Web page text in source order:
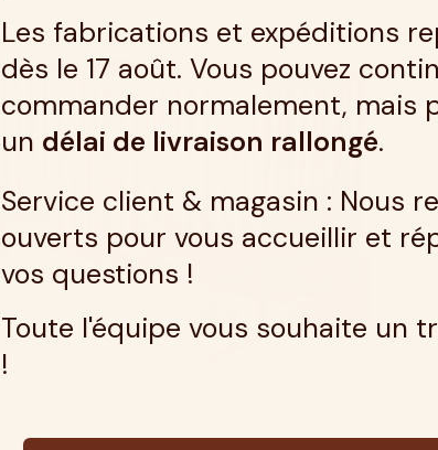
bio
du
Les fabrications et expéditions
dès le 17 août. Vous pouvez
commander normalement, mais
un délai de livraison rallongé.
Service client & magasin : Nous
ouverts pour vous accueillir et
vos questions !
Toute l'équipe vous souhaite un
!